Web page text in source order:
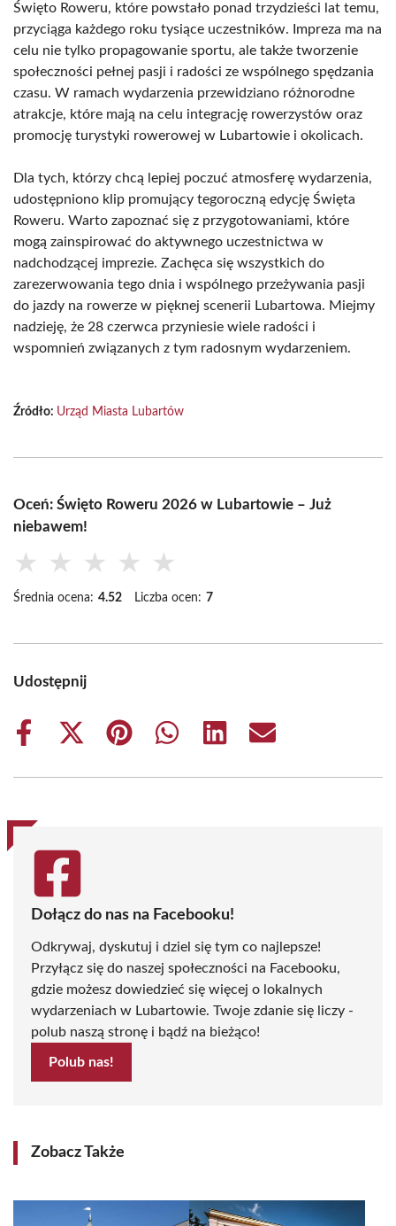
Święto Roweru, które powstało ponad trzydzieści lat temu,
przyciąga każdego roku tysiące uczestników. Impreza ma na
celu nie tylko propagowanie sportu, ale także tworzenie
społeczności pełnej pasji i radości ze wspólnego spędzania
czasu. W ramach wydarzenia przewidziano różnorodne
atrakcje, które mają na celu integrację rowerzystów oraz
promocję turystyki rowerowej w Lubartowie i okolicach.
Dla tych, którzy chcą lepiej poczuć atmosferę wydarzenia,
udostępniono klip promujący tegoroczną edycję Święta
Roweru. Warto zapoznać się z przygotowaniami, które
mogą zainspirować do aktywnego uczestnictwa w
nadchodzącej imprezie. Zachęca się wszystkich do
zarezerwowania tego dnia i wspólnego przeżywania pasji
do jazdy na rowerze w pięknej scenerii Lubartowa. Miejmy
nadzieję, że 28 czerwca przyniesie wiele radości i
wspomnień związanych z tym radosnym wydarzeniem.
Źródło: Urząd Miasta Lubartów
Oceń: Święto Roweru 2026 w Lubartowie – Już
niebawem!
★ ★ ★ ★ ★
Średnia ocena: 4.52 Liczba ocen: 7
Udostępnij
Share
Share
(Twitter)
Share
Share
Share
Share
Dołącz do nas na Facebooku!
Odkrywaj, dyskutuj i dziel się tym co najlepsze!
Przyłącz się do naszej społeczności na Facebooku,
gdzie możesz dowiedzieć się więcej o lokalnych
wydarzeniach w Lubartowie. Twoje zdanie się liczy -
polub naszą stronę i bądź na bieżąco!
Polub nas!
Zobacz Także